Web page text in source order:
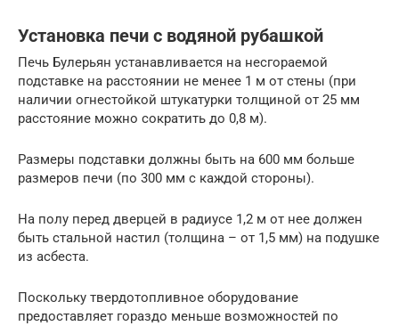
Установка печи с водяной рубашкой
Печь Булерьян устанавливается на несгораемой
подставке на расстоянии не менее 1 м от стены (при
наличии огнестойкой штукатурки толщиной от 25 мм
расстояние можно сократить до 0,8 м).
Размеры подставки должны быть на 600 мм больше
размеров печи (по 300 мм с каждой стороны).
На полу перед дверцей в радиусе 1,2 м от нее должен
быть стальной настил (толщина – от 1,5 мм) на подушке
из асбеста.
Поскольку твердотопливное оборудование
предоставляет гораздо меньше возможностей по